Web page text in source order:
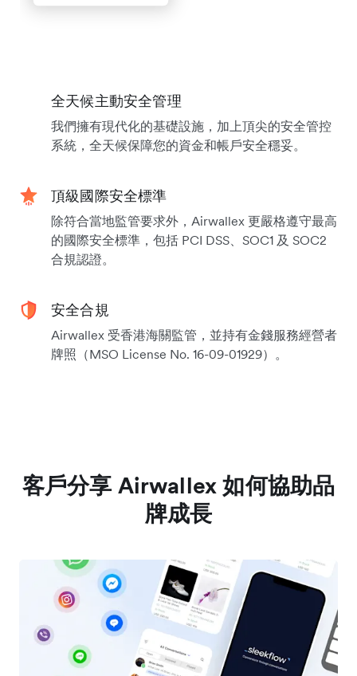
全天候主動安全管理
我們擁有現代化的基礎設施，加上頂尖的安全管控
系統，全天候保障您的資金和帳戶安全穩妥。
頂級國際安全標準
除符合當地監管要求外，Airwallex 更嚴格遵守最高
的國際安全標準，包括 PCI DSS、SOC1 及 SOC2
合規認證。
安全合規
Airwallex 受香港海關監管，並持有金錢服務經營者
牌照（MSO License No. 16-09-01929）。
客戶分享 Airwallex 如何協助品
牌成長